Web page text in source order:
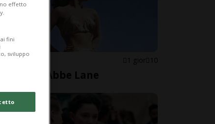
STATI UNITI 1 gior 10
È morta Abbe Lane
effetto
fini
sviluppo